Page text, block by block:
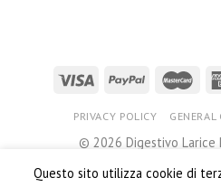
PRIVACY POLICY
© 2026 Digestivo Larice
Questo sito utilizza cookie di